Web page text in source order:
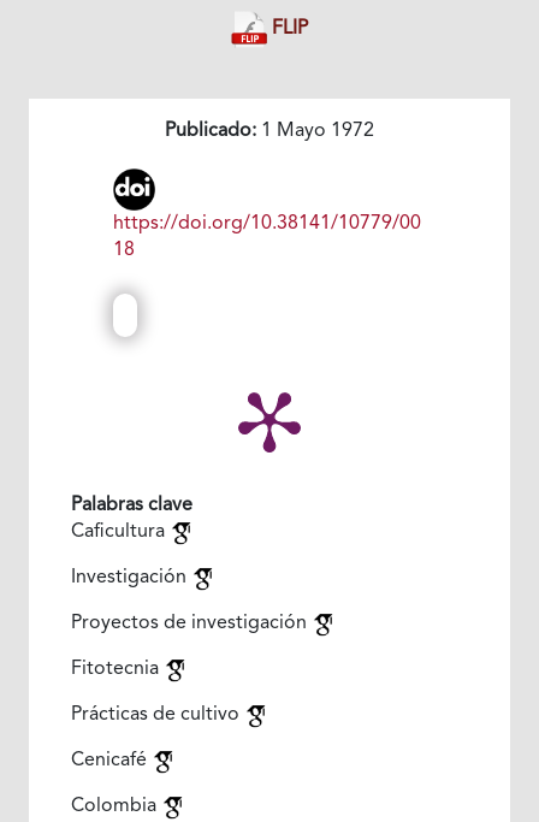
FLIP
Publicado: 1 Mayo 1972
https://doi.org/10.38141/10779/00
18
Palabras clave
Caficultura
Investigación
Proyectos de investigación
Fitotecnia
Prácticas de cultivo
Cenicafé
Colombia